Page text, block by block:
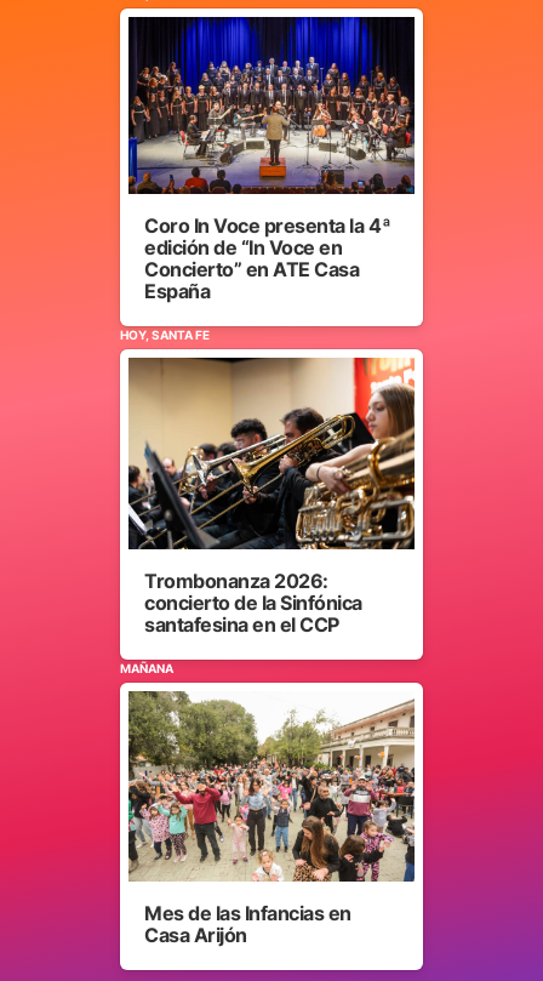
Coro In Voce presenta la 4ª
edición de “In Voce en
Concierto” en ATE Casa
España
HOY, SANTA FE
Trombonanza 2026:
concierto de la Sinfónica
santafesina en el CCP
MAÑANA
Mes de las Infancias en
Casa Arijón